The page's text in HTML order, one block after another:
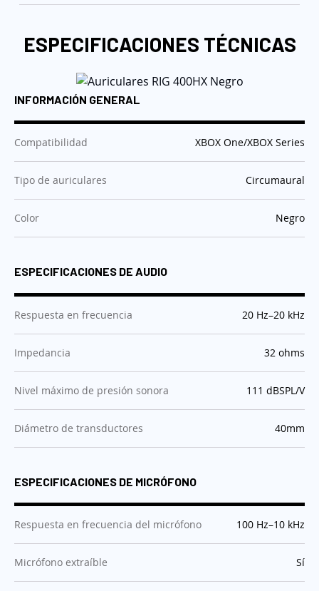
ESPECIFICACIONES TÉCNICAS
INFORMACIÓN GENERAL
Compatibilidad :XBOX One/XBOX Series
Tipo de auriculares :Circumaural
Color :Negro
ESPECIFICACIONES DE AUDIO
Respuesta en frecuencia :20 Hz–20 kHz
Impedancia :32 ohms
Nivel máximo de presión sonora :111 dBSPL/V
Diámetro de transductores :40mm
ESPECIFICACIONES DE MICRÓFONO
Respuesta en frecuencia del micrófono :100 Hz–10 kHz
Micrófono extraíble :Sí